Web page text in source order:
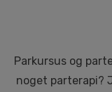
Parkursus og
noget parterapi?